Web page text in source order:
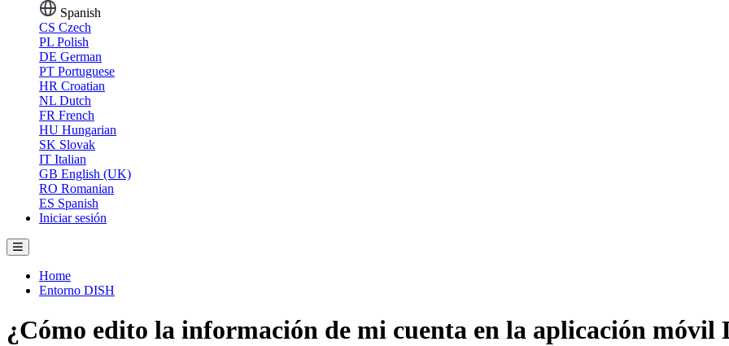
Spanish
CS Czech
PL Polish
DE German
PT Portuguese
HR Croatian
NL Dutch
FR French
HU Hungarian
SK Slovak
IT Italian
GB English (UK)
RO Romanian
ES Spanish
Iniciar sesión
Home
Entorno DISH
¿Cómo edito la información de mi cuenta en la aplicación móvil